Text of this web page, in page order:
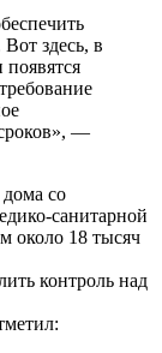
здесь, в
—
со
санитарной
около 18 тысяч
контроль над